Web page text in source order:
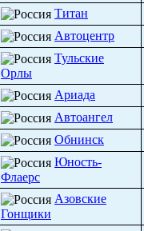
Титан
Автоцентр
Тульские
Орлы
Ариада
Автоангел
Обнинск
Юность-
Флаерс
Азовские
Гонщики